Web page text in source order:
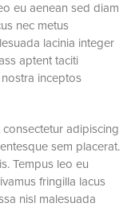
eu aenean sed diam
nec metus
lacinia integer
aptent taciti
inceptos
consectetur adipiscing
sem placerat.
Tempus leo eu
fringilla lacus
nisl malesuada